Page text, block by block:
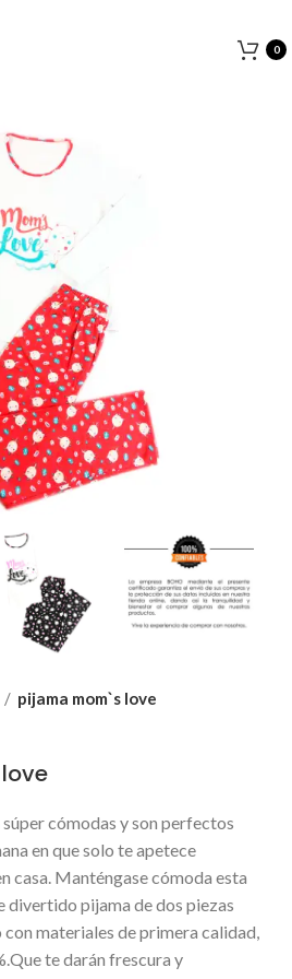
0
pijama mom`s love
cómodas y son perfectos
en que solo te apetece
casa. Manténgase cómoda esta
divertido pijama de dos piezas
con materiales de primera calidad,
te darán frescura y